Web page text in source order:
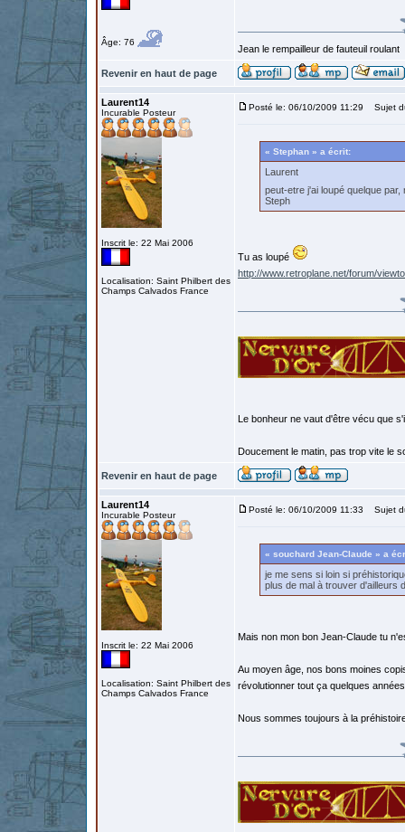
Âge: 76
Jean le rempailleur de fauteuil roulant
Revenir en haut de page
Laurent14
Incurable Posteur
Inscrit le: 22 Mai 2006
Localisation: Saint Philbert des
Champs Calvados France
Posté le: 06/10/2009 11:29 Sujet
« Stephan » a écrit:
Laurent
peut-etre j'ai loupé quelque
Steph
Tu as loupé
http://www.retroplane.net/forum/
Le bonheur ne vaut d'être vécu que
Doucement le matin, pas trop vite le
Revenir en haut de page
Laurent14
Incurable Posteur
Inscrit le: 22 Mai 2006
Localisation: Saint Philbert des
Champs Calvados France
Posté le: 06/10/2009 11:33 Sujet
« souchard Jean-Claude » a
je me sens si loin si
plus de mal à trouver d'ailleurs
Mais non mon bon Jean-Claude tu
Au moyen âge, nos bons moines
révolutionner tout ça quelques
Nous sommes toujours à la